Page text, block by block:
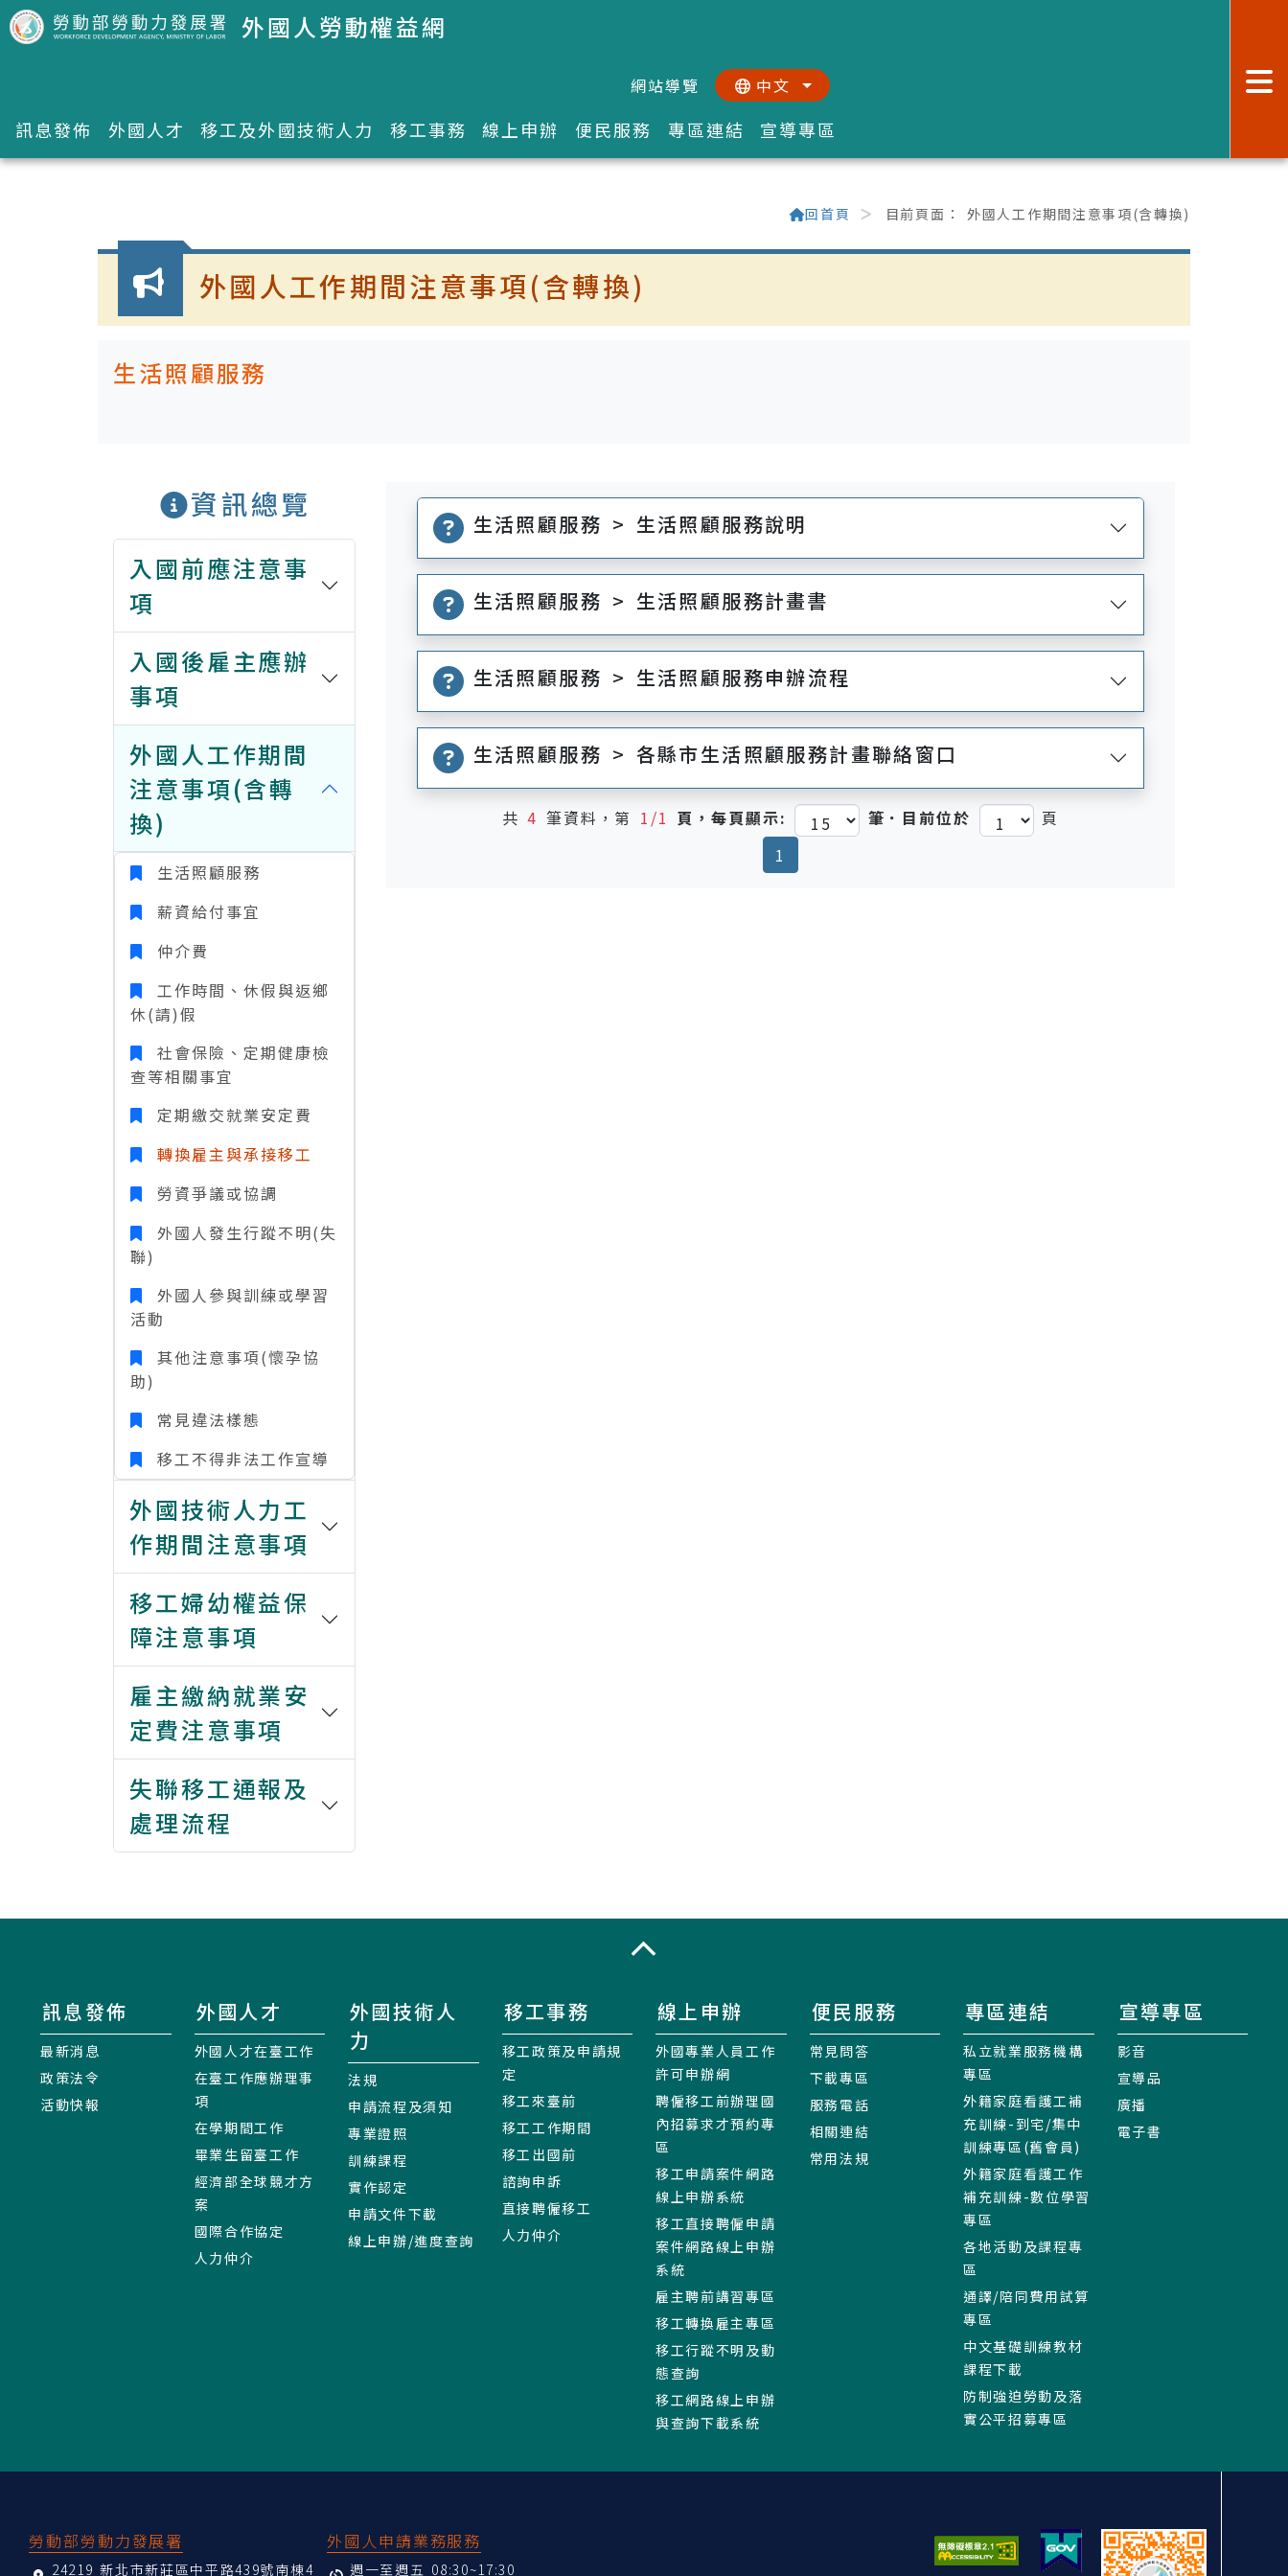
跳到主要內容區塊 外國人勞動權益網
:::網站導覽 中文
訊息發佈 外國人才 移工及外國技術人力 移工事務 線上申辦 便民服務 專區連結 宣導專區
回首頁 目前頁面： 外國人工作期間注意事項(含轉換)
外國人工作期間注意事項(含轉換)
生活照顧服務
資訊總覽
入國前應注意事
項
入國後雇主應辦
事項
外國人工作期間
注意事項(含轉
換)
生活照顧服務
薪資給付事宜
仲介費
工作時間、休假與返鄉
休(請)假
社會保險、定期健康檢
查等相關事宜
定期繳交就業安定費
轉換雇主與承接移工
勞資爭議或協調
外國人發生行蹤不明(失
聯)
外國人參與訓練或學習
活動
其他注意事項(懷孕協
助)
常見違法樣態
移工不得非法工作宣導
外國技術人力工
作期間注意事項
移工婦幼權益保
障注意事項
雇主繳納就業安
定費注意事項
失聯移工通報及
處理流程
生活照顧服務 > 生活照顧服務說明
生活照顧服務 > 生活照顧服務計畫書
生活照顧服務 > 生活照顧服務申辦流程
生活照顧服務 > 各縣市生活照顧服務計畫聯絡窗口
共4 筆資料，第 1/1 頁，每頁顯示: 筆．目前位於
頁
1
訊息發佈
最新消息
政策法令
活動快報
外國人才
外國人才在臺工作
在臺工作應辦理事
項
在學期間工作
畢業生留臺工作
經濟部全球競才方
案
國際合作協定
人力仲介
外國技術人
力
法規
申請流程及須知
專業證照
訓練課程
實作認定
申請文件下載
線上申辦/進度查詢
移工事務
移工政策及申請規
定
移工來臺前
移工工作期間
移工出國前
諮詢申訴
直接聘僱移工
人力仲介
線上申辦
外國專業人員工作
許可申辦網
聘僱移工前辦理國
內招募求才預約專
區
移工申請案件網路
線上申辦系統
移工直接聘僱申請
案件網路線上申辦
系統
雇主聘前講習專區
移工轉換雇主專區
移工行蹤不明及動
態查詢
移工網路線上申辦
與查詢下載系統
便民服務
常見問答
下載專區
服務電話
相關連結
常用法規
專區連結
私立就業服務機構
專區
外籍家庭看護工補
充訓練-到宅/集中
訓練專區(舊會員)
外籍家庭看護工作
補充訓練-數位學習
專區
各地活動及課程專
區
通譯/陪同費用試算
專區
中文基礎訓練教材
課程下載
防制強迫勞動及落
實公平招募專區
宣導專區
影音
宣導品
廣播
電子書
勞動部勞動力發展署
24219 新北市新莊區中平路439號南棟4
外國人申請業務服務
週一至週五 08:30~17:30